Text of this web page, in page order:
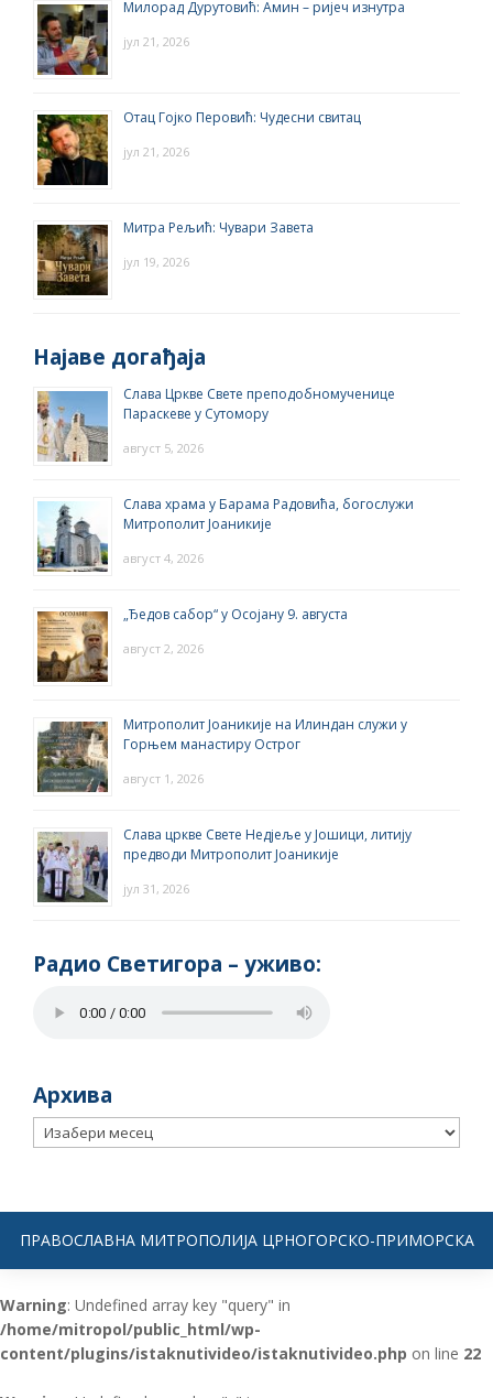
Милорад Дурутовић: Амин – ријеч изнутра
јул 21, 2026
Отац Гојко Перовић: Чудесни свитац
јул 21, 2026
Митра Рељић: Чувари Завета
јул 19, 2026
Најаве догађаја
Слава Цркве Свете преподобномученице
Параскеве у Сутомору
август 5, 2026
Слава храма у Барама Радовића, богослужи
Митрополит Јоаникије
август 4, 2026
„Ђедов сабор“ у Осојану 9. августа
август 2, 2026
Митрополит Јоаникије на Илиндан служи у
Горњем манастиру Острог
август 1, 2026
Слава цркве Свете Недјеље у Јошици, литију
предводи Митрополит Јоаникије
јул 31, 2026
Радио Светигора – yживо:
Архива
Архива
ПРАВОСЛАВНА МИТРОПОЛИЈА ЦРНОГОРСКО-ПРИМОРСКА
Warning: Undefined array key "query" in
/home/mitropol/public_html/wp-
content/plugins/istaknutivideo/istaknutivideo.php on line 22